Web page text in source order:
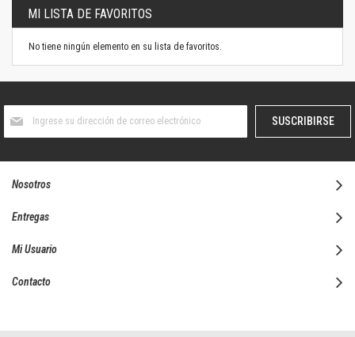
MI LISTA DE FAVORITOS
No tiene ningún elemento en su lista de favoritos.
boletín
SUSCRIBIRSE
Nosotros
Entregas
Mi Usuario
Contacto